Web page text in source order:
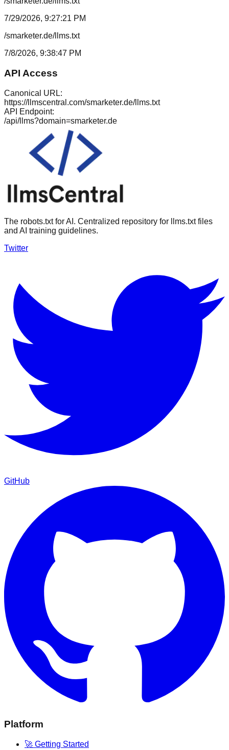
7/29/2026, 9:27:21 PM
/smarketer.de/llms.txt
7/8/2026, 9:38:47 PM
API Access
Canonical URL:
https://llmscentral.com/smarketer.de/llms.txt
API Endpoint:
/api/llms?domain=smarketer.de
The robots.txt for AI. Centralized repository for llms.txt files
and AI training guidelines.
Twitter
GitHub
Platform
🚀 Getting Started